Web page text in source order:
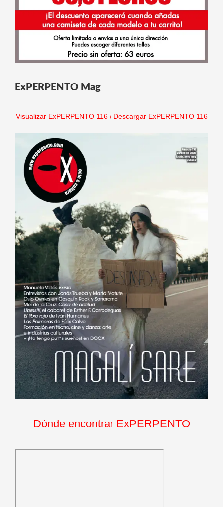
ExPERPENTO Mag
Visualizar ExPERPENTO 116/ Descargar ExPERPENTO 116
Dónde encontrar ExPERPENTO